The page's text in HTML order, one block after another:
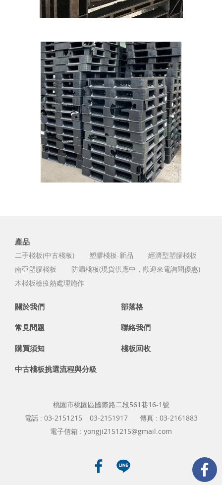
產品
二手棧板(中古棧板) 塑膠棧板-新品
經濟型塑膠棧板
南亞塑膠棧板
防漏棧板(現貨供應中，歡迎來電詢問優惠)
木棧板檢疫熱處理施作
關於我們 部落格
常見問題 聯絡我們
購買須知 棧板回收
中古棧板挑選流程與分級
桃園市桃園區國際路二段561巷16-1號
電話 : 03-2151215 03-2151917
傳真 : 03-2161883
電子信箱 : yongji2151215@gmail.com